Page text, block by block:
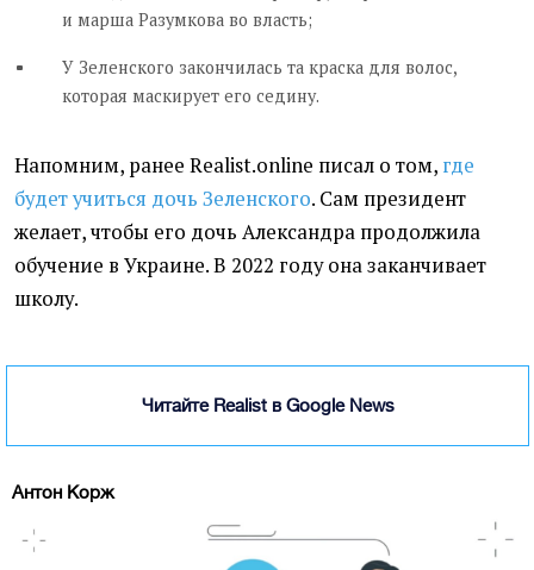
и марша Разумкова во власть;
У Зеленского закончилась та краска для волос,
которая маскирует его седину.
Напомним, ранее Realist.online писал о том, где
будет учиться дочь Зеленского. Сам президент
желает, чтобы его дочь Александра продолжила
обучение в Украине. В 2022 году она заканчивает
школу.
Читайте Realist в Google News
Антон Корж